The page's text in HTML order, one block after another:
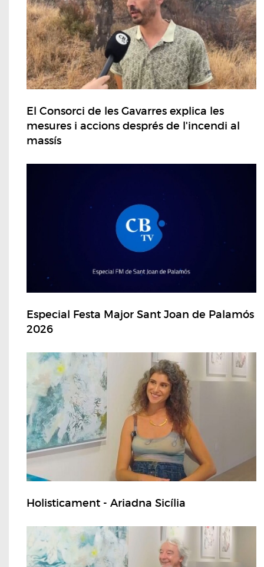
El Consorci de les Gavarres explica les
mesures i accions després de l'incendi al
massís
Especial Festa Major Sant Joan de Palamós
2026
Holisticament - Ariadna Sicília